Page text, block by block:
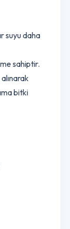
dönemlere göre
topraklar suyu
alınarak
sulama bitki